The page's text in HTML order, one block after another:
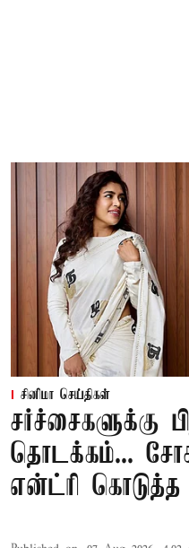
சினிமா செய்திகள்
சர்ச்சைகளுக்கு
தொடக்கம்...
என்ட்ரி